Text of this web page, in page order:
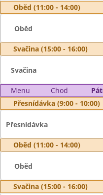
Oběd (11:00 - 14:00)
Oběd
Svačina (15:00 - 16:00)
Svačina
Menu Chod
Přesnídávka (9:00 - 10:00)
Přesnídávka
Oběd (11:00 - 14:00)
Oběd
Svačina (15:00 - 16:00)